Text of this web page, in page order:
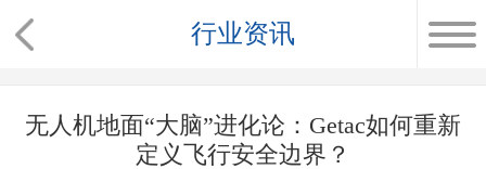
行业资讯
无人机地面“大脑”进化论：Getac如何重新
定义飞行安全边界？